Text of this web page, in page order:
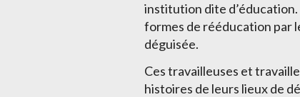
institution dite
formes de rééducation par
déguisée.
Ces travailleuses et
histoires de leurs lieux de